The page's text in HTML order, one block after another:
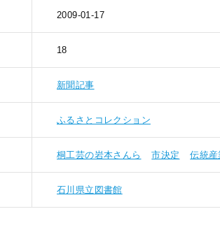
2009-01-17
18
新聞記事
ふるさとコレクション
桐工芸の岩本さんら 市決定 伝統
石川県立図書館